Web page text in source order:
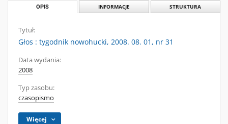
OPIS INFORMACJE STRUKTURA
Tytuł:
Głos : tygodnik nowohucki, 2008. 08. 01, nr 31
Data wydania:
2008
Typ zasobu:
czasopismo
Więcej